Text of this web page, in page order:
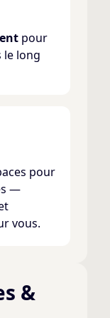
pour
long
pour
—
vous.
&